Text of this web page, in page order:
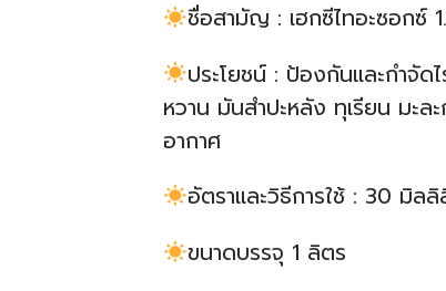
ชื่อสามัญ : เฮกซีไทอะซอกซ์
ประโยชน์ : ป้องกันและกำจั
หวาน มันสำปะหลัง ทุเรียน มะ
อากาศ
อัตราและวิธีการใช้ : 30 มิล
ขนาดบรรจุ 1 ลิตร